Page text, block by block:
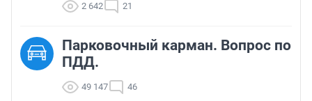
2 642 21
Парковочный карман. Вопрос по
ПДД.
49 147 46